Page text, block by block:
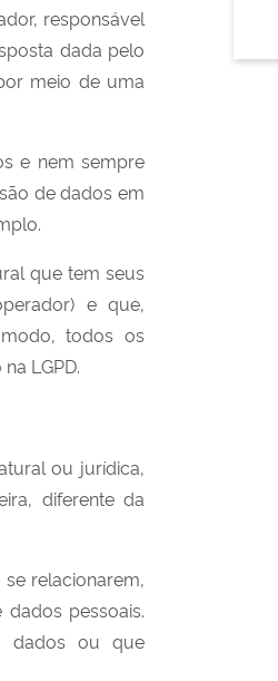
responsável
dada pelo
meio de uma
e nem sempre
de dados em
que tem seus
e que,
todos os
LGPD.
ou jurídica,
diferente da
relacionarem,
pessoais.
dados ou que